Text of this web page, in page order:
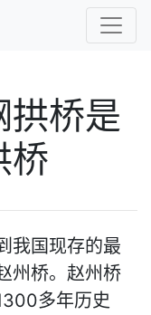
拱桥是
桥
我国现存的最
州桥。赵州桥
多年历史